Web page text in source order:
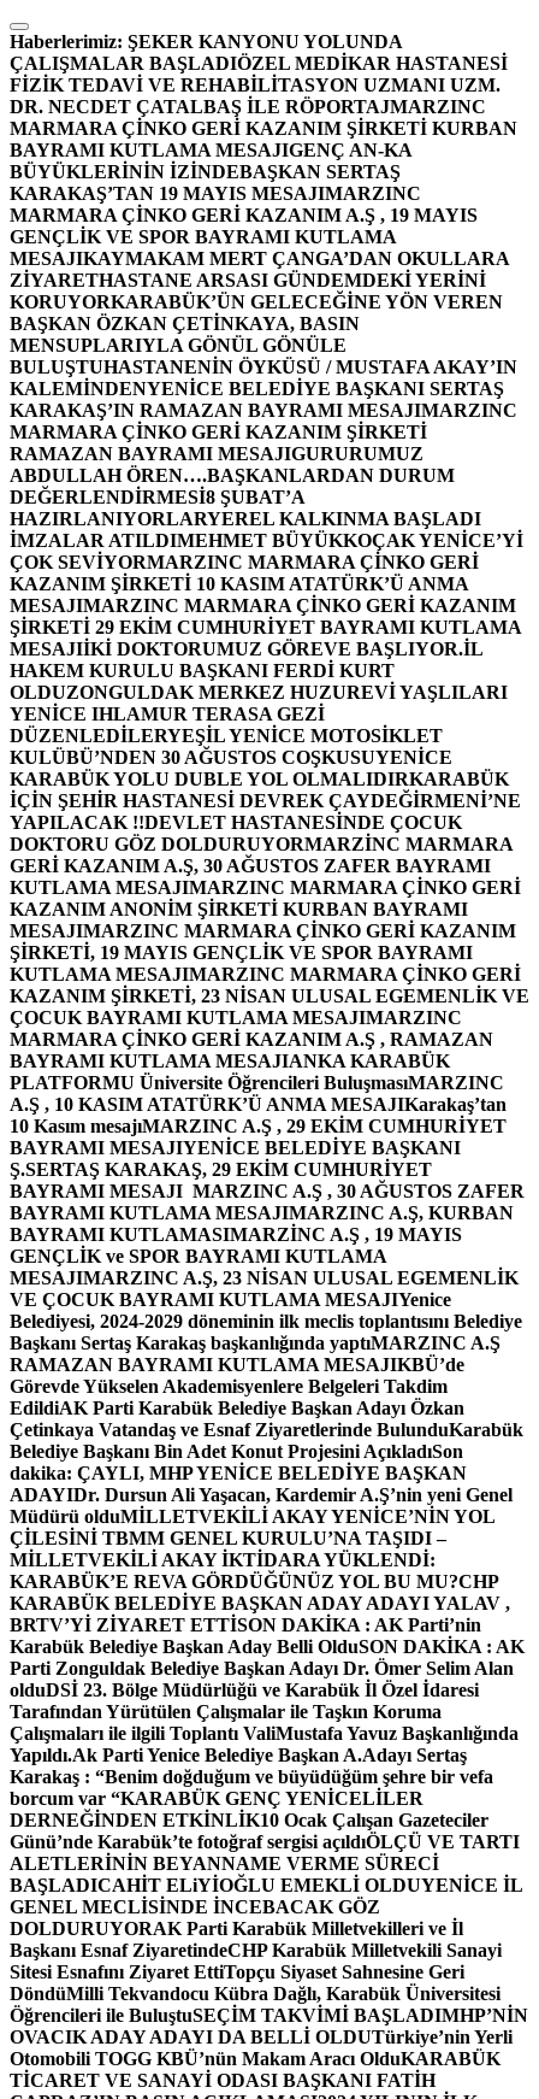
İçeriğe
atla
Haberlerimiz: ŞEKER KANYONU YOLUNDA
ÇALIŞMALAR BAŞLADIÖZEL MEDİKAR HASTANESİ
FİZİK TEDAVİ VE REHABİLİTASYON UZMANI UZM.
DR. NECDET ÇATALBAŞ İLE RÖPORTAJMARZINC
MARMARA ÇİNKO GERİ KAZANIM ŞİRKETİ KURBAN
BAYRAMI KUTLAMA MESAJIGENÇ AN-KA
BÜYÜKLERİNİN İZİNDEBAŞKAN SERTAŞ
KARAKAŞ’TAN 19 MAYIS MESAJIMARZINC
MARMARA ÇİNKO GERİ KAZANIM A.Ş , 19 MAYIS
GENÇLİK VE SPOR BAYRAMI KUTLAMA
MESAJIKAYMAKAM MERT ÇANGA’DAN OKULLARA
ZİYARETHASTANE ARSASI GÜNDEMDEKİ YERİNİ
KORUYORKARABÜK’ÜN GELECEĞİNE YÖN VEREN
BAŞKAN ÖZKAN ÇETİNKAYA, BASIN
MENSUPLARIYLA GÖNÜL GÖNÜLE
BULUŞTUHASTANENİN ÖYKÜSÜ / MUSTAFA AKAY’IN
KALEMİNDENYENİCE BELEDİYE BAŞKANI SERTAŞ
KARAKAŞ’IN RAMAZAN BAYRAMI MESAJIMARZINC
MARMARA ÇİNKO GERİ KAZANIM ŞİRKETİ
RAMAZAN BAYRAMI MESAJIGURURUMUZ
ABDULLAH ÖREN….BAŞKANLARDAN DURUM
DEĞERLENDİRMESİ8 ŞUBAT’A
HAZIRLANIYORLARYEREL KALKINMA BAŞLADI
İMZALAR ATILDIMEHMET BÜYÜKKOÇAK YENİCE’Yİ
ÇOK SEVİYORMARZINC MARMARA ÇİNKO GERİ
KAZANIM ŞİRKETİ 10 KASIM ATATÜRK’Ü ANMA
MESAJIMARZINC MARMARA ÇİNKO GERİ KAZANIM
ŞİRKETİ 29 EKİM CUMHURİYET BAYRAMI KUTLAMA
MESAJIİKİ DOKTORUMUZ GÖREVE BAŞLIYOR.İL
HAKEM KURULU BAŞKANI FERDİ KURT
OLDUZONGULDAK MERKEZ HUZUREVİ YAŞLILARI
YENİCE IHLAMUR TERASA GEZİ
DÜZENLEDİLERYEŞİL YENİCE MOTOSİKLET
KULÜBÜ’NDEN 30 AĞUSTOS COŞKUSUYENİCE
KARABÜK YOLU DUBLE YOL OLMALIDIRKARABÜK
İÇİN ŞEHİR HASTANESİ DEVREK ÇAYDEĞİRMENİ’NE
YAPILACAK !!DEVLET HASTANESİNDE ÇOCUK
DOKTORU GÖZ DOLDURUYORMARZİNC MARMARA
GERİ KAZANIM A.Ş, 30 AĞUSTOS ZAFER BAYRAMI
KUTLAMA MESAJIMARZINC MARMARA ÇİNKO GERİ
KAZANIM ANONİM ŞİRKETİ KURBAN BAYRAMI
MESAJIMARZINC MARMARA ÇİNKO GERİ KAZANIM
ŞİRKETİ, 19 MAYIS GENÇLİK VE SPOR BAYRAMI
KUTLAMA MESAJIMARZINC MARMARA ÇİNKO GERİ
KAZANIM ŞİRKETİ, 23 NİSAN ULUSAL EGEMENLİK VE
ÇOCUK BAYRAMI KUTLAMA MESAJIMARZINC
MARMARA ÇİNKO GERİ KAZANIM A.Ş , RAMAZAN
BAYRAMI KUTLAMA MESAJIANKA KARABÜK
PLATFORMU Üniversite Öğrencileri BuluşmasıMARZINC
A.Ş , 10 KASIM ATATÜRK’Ü ANMA MESAJIKarakaş’tan
10 Kasım mesajıMARZINC A.Ş , 29 EKİM CUMHURİYET
BAYRAMI MESAJIYENİCE BELEDİYE BAŞKANI
Ş.SERTAŞ KARAKAŞ, 29 EKİM CUMHURİYET
BAYRAMI MESAJI MARZINC A.Ş , 30 AĞUSTOS ZAFER
BAYRAMI KUTLAMA MESAJIMARZINC A.Ş, KURBAN
BAYRAMI KUTLAMASIMARZİNC A.Ş , 19 MAYIS
GENÇLİK ve SPOR BAYRAMI KUTLAMA
MESAJIMARZINC A.Ş, 23 NİSAN ULUSAL EGEMENLİK
VE ÇOCUK BAYRAMI KUTLAMA MESAJIYenice
Belediyesi, 2024-2029 döneminin ilk meclis toplantısını Belediye
Başkanı Sertaş Karakaş başkanlığında yaptıMARZINC A.Ş
RAMAZAN BAYRAMI KUTLAMA MESAJIKBÜ’de
Görevde Yükselen Akademisyenlere Belgeleri Takdim
EdildiAK Parti Karabük Belediye Başkan Adayı Özkan
Çetinkaya Vatandaş ve Esnaf Ziyaretlerinde BulunduKarabük
Belediye Başkanı Bin Adet Konut Projesini AçıkladıSon
dakika: ÇAYLI, MHP YENİCE BELEDİYE BAŞKAN
ADAYIDr. Dursun Ali Yaşacan, Kardemir A.Ş’nin yeni Genel
Müdürü olduMİLLETVEKİLİ AKAY YENİCE’NİN YOL
ÇİLESİNİ TBMM GENEL KURULU’NA TAŞIDI –
MİLLETVEKİLİ AKAY İKTİDARA YÜKLENDİ:
KARABÜK’E REVA GÖRDÜĞÜNÜZ YOL BU MU?CHP
KARABÜK BELEDİYE BAŞKAN ADAY ADAYI YALAV ,
BRTV’Yİ ZİYARET ETTİSON DAKİKA : AK Parti’nin
Karabük Belediye Başkan Aday Belli OlduSON DAKİKA : AK
Parti Zonguldak Belediye Başkan Adayı Dr. Ömer Selim Alan
olduDSİ 23. Bölge Müdürlüğü ve Karabük İl Özel İdaresi
Tarafından Yürütülen Çalışmalar ile Taşkın Koruma
Çalışmaları ile ilgili Toplantı ValiMustafa Yavuz Başkanlığında
Yapıldı.Ak Parti Yenice Belediye Başkan A.Adayı Sertaş
Karakaş : “Benim doğduğum ve büyüdüğüm şehre bir vefa
borcum var “KARABÜK GENÇ YENİCELİLER
DERNEĞİNDEN ETKİNLİK10 Ocak Çalışan Gazeteciler
Günü’nde Karabük’te fotoğraf sergisi açıldıÖLÇÜ VE TARTI
ALETLERİNİN BEYANNAME VERME SÜRECİ
BAŞLADICAHİT ELiYİOĞLU EMEKLİ OLDUYENİCE İL
GENEL MECLİSİNDE İNCEBACAK GÖZ
DOLDURUYORAK Parti Karabük Milletvekilleri ve İl
Başkanı Esnaf ZiyaretindeCHP Karabük Milletvekili Sanayi
Sitesi Esnafını Ziyaret EttiTopçu Siyaset Sahnesine Geri
DöndüMilli Tekvandocu Kübra Dağlı, Karabük Üniversitesi
Öğrencileri ile BuluştuSEÇİM TAKVİMİ BAŞLADIMHP’NİN
OVACIK ADAY ADAYI DA BELLİ OLDUTürkiye’nin Yerli
Otomobili TOGG KBÜ’nün Makam Aracı OlduKARABÜK
TİCARET VE SANAYİ ODASI BAŞKANI FATİH